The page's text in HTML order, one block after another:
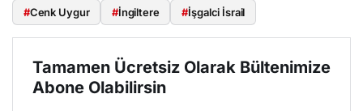
#Cenk Uygur #İngiltere #İşgalci İsrail
Tamamen Ücretsiz Olarak Bültenimize
Abone Olabilirsin